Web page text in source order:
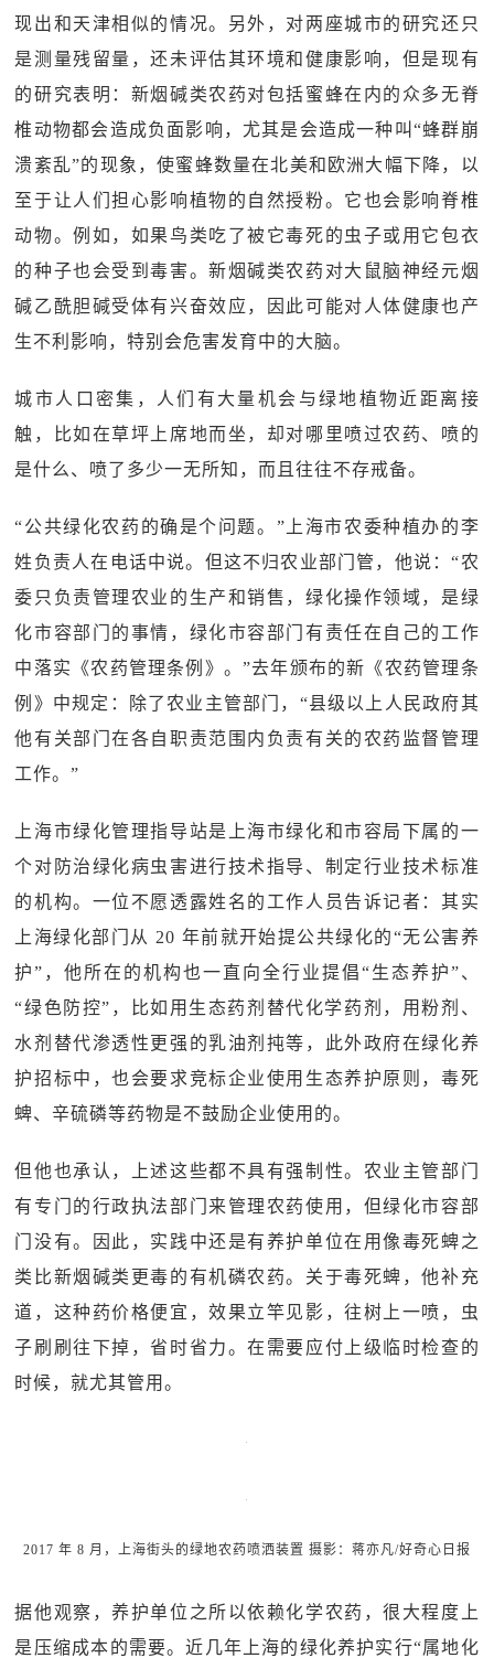
现出和天津相似的情况。另外，对两座城市的研究还只
是测量残留量，还未评估其环境和健康影响，但是现有
的研究表明：新烟碱类农药对包括蜜蜂在内的众多无脊
椎动物都会造成负面影响，尤其是会造成一种叫“蜂群崩
溃紊乱”的现象，使蜜蜂数量在北美和欧洲大幅下降，以
至于让人们担心影响植物的自然授粉。它也会影响脊椎
动物。例如，如果鸟类吃了被它毒死的虫子或用它包衣
的种子也会受到毒害。新烟碱类农药对大鼠脑神经元烟
碱乙酰胆碱受体有兴奋效应，因此可能对人体健康也产
生不利影响，特别会危害发育中的大脑。
城市人口密集，人们有大量机会与绿地植物近距离接
触，比如在草坪上席地而坐，却对哪里喷过农药、喷的
是什么、喷了多少一无所知，而且往往不存戒备。
“公共绿化农药的确是个问题。”上海市农委种植办的李
姓负责人在电话中说。但这不归农业部门管，他说：“农
委只负责管理农业的生产和销售，绿化操作领域，是绿
化市容部门的事情，绿化市容部门有责任在自己的工作
中落实《农药管理条例》。”去年颁布的新《农药管理条
例》中规定：除了农业主管部门，“县级以上人民政府其
他有关部门在各自职责范围内负责有关的农药监督管理
工作。”
上海市绿化管理指导站是上海市绿化和市容局下属的一
个对防治绿化病虫害进行技术指导、制定行业技术标准
的机构。一位不愿透露姓名的工作人员告诉记者：其实
上海绿化部门从 20 年前就开始提公共绿化的“无公害养
护”，他所在的机构也一直向全行业提倡“生态养护”、
“绿色防控”，比如用生态药剂替代化学药剂，用粉剂、
水剂替代渗透性更强的乳油剂扽等，此外政府在绿化养
护招标中，也会要求竞标企业使用生态养护原则，毒死
蜱、辛硫磷等药物是不鼓励企业使用的。
但他也承认，上述这些都不具有强制性。农业主管部门
有专门的行政执法部门来管理农药使用，但绿化市容部
门没有。因此，实践中还是有养护单位在用像毒死蜱之
类比新烟碱类更毒的有机磷农药。关于毒死蜱，他补充
道，这种药价格便宜，效果立竿见影，往树上一喷，虫
子刷刷往下掉，省时省力。在需要应付上级临时检查的
时候，就尤其管用。
2017 年 8 月，上海街头的绿地农药喷洒装置 摄影：蒋亦凡/好奇心日报
据他观察，养护单位之所以依赖化学农药，很大程度上
是压缩成本的需要。近几年上海的绿化养护实行“属地化